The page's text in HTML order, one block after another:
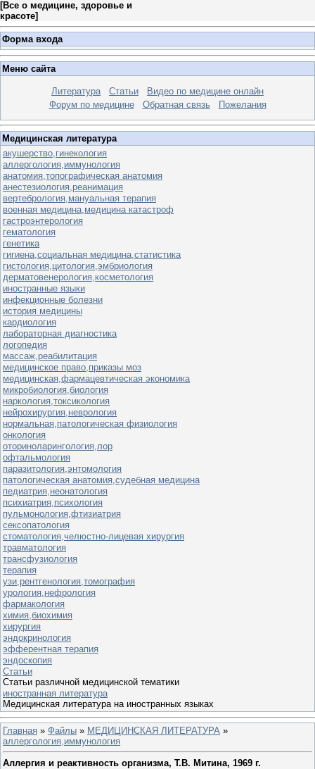
[Все о медицине, здоровье и
красоте]
Форма входа
Меню сайта
Литература Статьи
Видео по медицине онлайн
Форум по медицине
Обратная связь Пожелания
Медицинская литература
акушерство,гинекология
аллергология,иммунология
анатомия,топографическая анатомия
анестезиология,реанимация
вертебрология,мануальная терапия
военная медицина,медицина катастроф
гастроэнтерология
гематология
генетика
гигиена,социальная медицина,статистика
гистология,цитология,эмбриология
дерматовенерология,косметология
иностранные языки
инфекционные болезни
история медицины
кардиология
лабораторная диагностика
логопедия
массаж,реабилитация
медицинское право,приказы моз
медицинская,фармацевтическая экономика
микробиология,биология
наркология,токсикология
нейрохирургия,неврология
нормальная,патологическая физиология
онкология
оториноларингология,лор
офтальмология
паразитология,энтомология
патологическая анатомия,судебная медицина
педиатрия,неонатология
психиатрия,психология
пульмонология,фтизиатрия
сексопатология
стоматология,челюстно-лицевая хирургия
травматология
трансфузиология
терапия
узи,рентгенология,томография
урология,нефрология
фармакология
химия,биохимия
хирургия
эндокринология
эфферентная терапия
эндоскопия
Статьи
Статьи различной медицинской тематики
иностранная литература
Медицинская литература на иностранных языках
Главная » Файлы » МЕДИЦИНСКАЯ ЛИТЕРАТУРА »
аллергология,иммунология
Аллергия и реактивность организма, Т.В. Митина, 1969 г.